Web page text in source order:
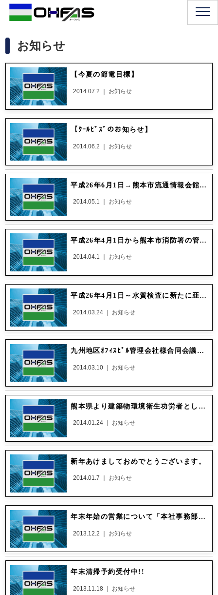
お知らせ
【今夏の節電目標】
2014.07.2 ｜ お知らせ
【ｸｰﾙﾋﾞｽﾞのお知らせ】
2014.06.2 ｜ お知らせ
平成26年6月1日→熊本市流通情報会館ﾌﾘｰﾏｰｹｯﾄ開催！ ﾌﾘｰﾏｰｹｯﾄに参加しませんか？先着100区画です。詳しくはこちら
2014.05.1 ｜ お知らせ
平成26年4月1日から熊本市消防署の管轄が変更されます！ 詳しくはこちら
2014.04.1 ｜ お知らせ
平成26年4月1日～水質検査に新たに亜硝酸態窒素が新たに1項目追加となります。
2014.03.24 ｜ お知らせ
九州地区ｵﾌｨｽﾋﾞﾙ管理会社様合同会議において表彰を受けました！ 【写真】
2014.03.10 ｜ お知らせ
熊本県より建築物環境衛生功労者として知事表彰を受けました。 記事詳細
2014.01.24 ｜ お知らせ
新年あけましておめでとうございます。
2014.01.7 ｜ お知らせ
年末年始の営業について「本社事務部門は12/28～1/5までお休みさせて頂きます。年始1/6～新年業務開始」です。皆様よいお年をお迎え下さい。
2013.12.2 ｜ お知らせ
年末清掃予約受付中!!
2013.11.18 ｜ お知らせ